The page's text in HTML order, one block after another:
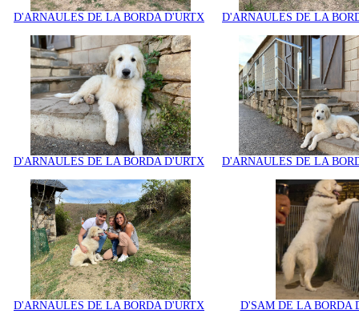
D'ARNAULES DE LA BORDA D'URTX D'ARNAULES DE LA
D'ARNAULES DE LA BORDA D'URTX D'ARNAULES DE LA
D'ARNAULES DE LA BORDA D'URTX D'SAM DE LA BORDA